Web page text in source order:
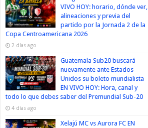
VIVO HOY: horario, dónde ver,
alineaciones y previa del
partido por la Jornada 2 de la
Copa Centroamericana 2026
2 días ago
Guatemala Sub20 buscará
nuevamente ante Estados
Unidos su boleto mundialista
EN VIVO HOY: Hora, canal y
todo lo que debes saber del Premundial Sub-20
4 días ago
Xelajú MC vs Aurora FC EN